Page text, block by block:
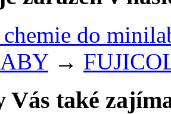
chemie do
→
Vás také